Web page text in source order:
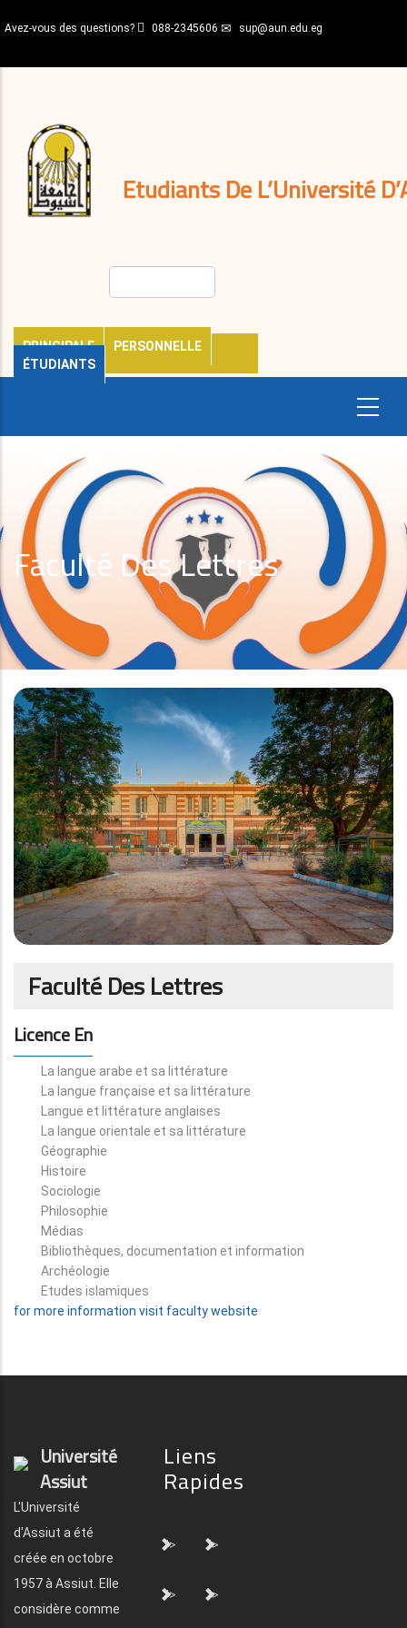
au
principal
Avez-vous des questions? 088-2345606 sup@aun.edu.eg
Etudiants De L’Université
PRINCIPALE
PERSONNELLE
ÉTUDIANTS
décisions
Expatriés
Journal
Faculté Des Lettres
Faculté Des Lettres
Licence En
La langue arabe et sa littérature
La langue française et sa littérature
Langue et littérature anglaises
La langue orientale et sa littérature
Géographie
Histoire
Sociologie
Philosophie
Médias
Bibliothèques, documentation et information
Archéologie
Etudes islamiques
for more information visit faculty website
Université
Assiut
L'Université
d'Assiut a été
créée en octobre
1957 à Assiut. Elle
considère comme
Liens
Rapides
"> ">
"> ">